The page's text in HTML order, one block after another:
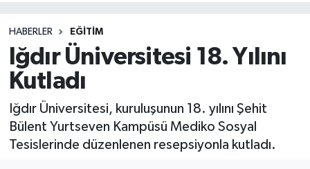
HABERLER EĞITIM
Iğdır Üniversitesi 18. Yılını
Kutladı
Iğdır Üniversitesi, kuruluşunun 18. yılını Şehit
Bülent Yurtseven Kampüsü Mediko Sosyal
Tesislerinde düzenlenen resepsiyonla kutladı.
Son Dakika Haberleri
Haber Arşivi